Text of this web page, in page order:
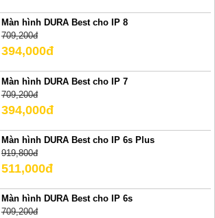
Màn hình DURA Best cho IP 8
709,200đ
394,000đ
Màn hình DURA Best cho IP 7
709,200đ
394,000đ
Màn hình DURA Best cho IP 6s Plus
919,800đ
511,000đ
Màn hình DURA Best cho IP 6s
709,200đ